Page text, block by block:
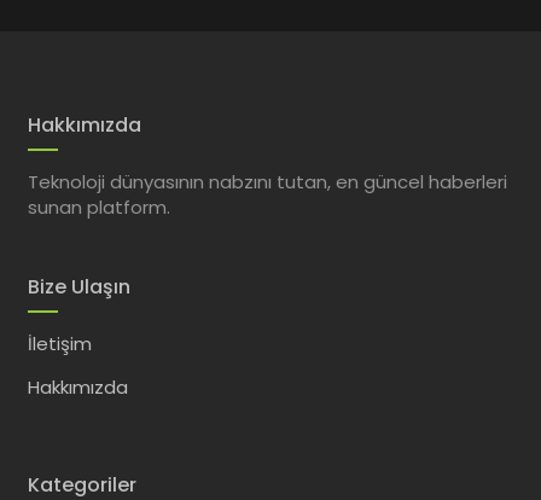
Hakkımızda
Teknoloji dünyasının nabzını tutan, en güncel haberleri
sunan platform.
Bize Ulaşın
İletişim
Hakkımızda
Kategoriler